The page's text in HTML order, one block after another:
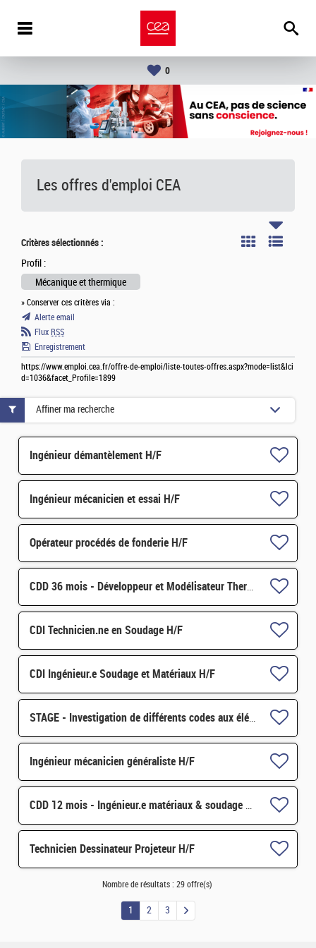
0
Les offres d'emploi CEA
Critères sélectionnés :
Profil :
Mécanique et thermique
» Conserver ces critères via :
Alerte email
Flux RSS
Enregistrement
https://www.emploi.cea.fr/offre-de-emploi/liste-toutes-offres.aspx?mode=list&lci
d=1036&facet_Profile=1899
Ingénieur démantèlement H/F
Ingénieur mécanicien et essai H/F
Opérateur procédés de fonderie H/F
CDD 36 mois - Développeur et Modélisateur Thermomécanique H/F
CDI Technicien.ne en Soudage H/F
CDI Ingénieur.e Soudage et Matériaux H/F
STAGE - Investigation de différents codes aux éléments finis sur GPU pour la mécanique du solide et exte
Ingénieur mécanicien généraliste H/F
CDD 12 mois - Ingénieur.e matériaux & soudage H/F
Technicien Dessinateur Projeteur H/F
Affiner ma recherche
Nombre de résultats : 29 offre(s)
1 2 3